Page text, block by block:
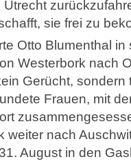
sie frei zu
Otto Blumenthal in
Westerbork nach
Gerücht,
Frauen, mit
weiter nach
August in den